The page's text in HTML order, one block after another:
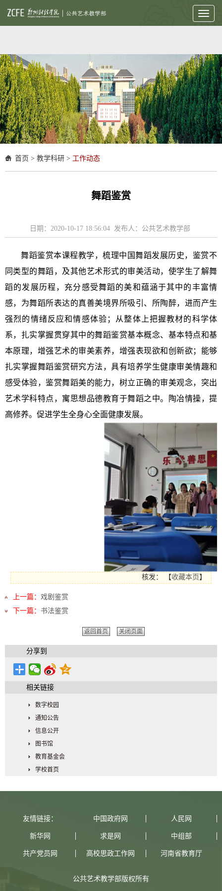
Toggle
首页 > 教学科研 > 工作动态
舞蹈鉴赏
日期：2020-10-17 18:56:04 发布人：公共艺术教学部
舞蹈鉴赏本课程教学，梳理中国舞蹈发展历史，鉴赏不
同类型的舞蹈，及其他艺术形式的审美活动，使学生了解舞
蹈的发展历程，充分感受舞蹈的美和蕴涵于其中的丰富情
感，为舞蹈所表达的真善美境界所吸引、所陶醉，进而产生
强烈的情绪反应和情感体验；从整体上把握教材的科学体
系，扎实掌握贯穿其中的舞蹈鉴赏基本概念、基本特点和基
本原理，增强艺术的审美素养，增强表现欲和创新欲；能够
扎实掌握舞蹈鉴赏研究方法，具有培养学生健康审美情趣和
感受体验，鉴赏舞蹈美的能力，树立正确的审美观念，突出
艺术学科特点，寓思想品德教育于舞蹈之中。陶冶情操，提
高修养。促进学生全身心全面健康发展。
核发： 【收藏本页 】
上一篇： 戏剧鉴赏
下一篇： 书法鉴赏
返回首页 关闭页面
分享到
相关链接
数字校园
通知公告
信息公开
图书馆
教育基金会
学校首页
友情链接： 中国政府网 人民网
新华网 求是网 中组部
共产党员网 高校思政工作网 河南省教育厅
公共艺术教学部版权所有